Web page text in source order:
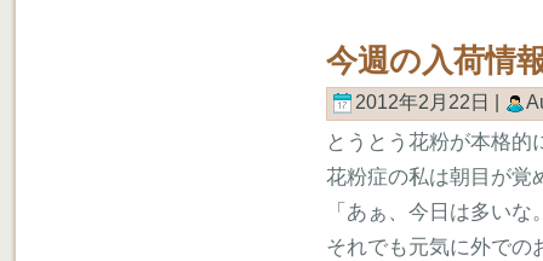
今週の入荷情
2012年2月22日 |
とうとう花粉が本格的
花粉症の私は朝目が覚
「あぁ、今日は多い
それでも元気に外での